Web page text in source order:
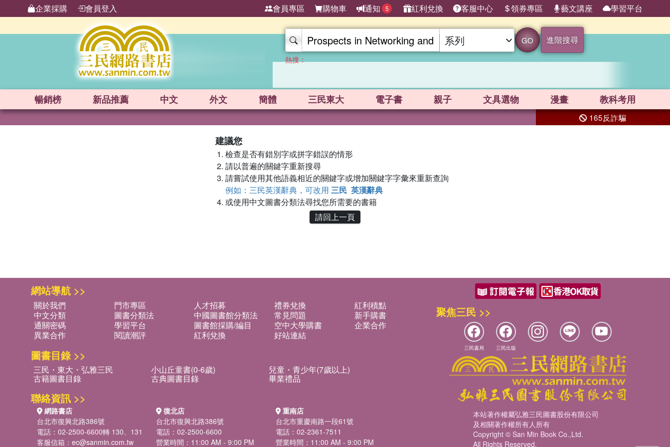
企業採購 會員登入 會員專區 購物車 通知 5 紅利兌換 客服中心 領券專區 藝文講座 學習平台
GO 進階搜尋
熱搜：
暢銷榜 新品推薦 中文 外文 簡體 三民東大 電子書 親子 文具選物 漫畫 教科考用
165反詐騙
建議您
檢查是否有錯別字或拼字錯誤的情形
請以普遍的關鍵字重新搜尋
請嘗試使用其他語義相近的關鍵字或增加關鍵字字彙來重新查詢
例如：三民英漢辭典，可改用 三民 英漢辭典
或使用中文圖書分類法尋找您所需要的書籍
請回上一頁
網站導航 >>
關於我們 門市專區 人才招募 禮券兌換
紅利積點
中文分類
圖書分類法 中國圖書館分類法 常見問題
新手購書
通關密碼
學習平台 圖書館採購/編目 空中大學購書
企業合作
異業合作
閱讀潮評 紅利兌換 好站連結
圖書目錄 >>
三民・東大・弘雅三民 小山丘童書(0-6歲) 兒童・青少年(7歲以上)
古籍圖書目錄 古典圖書目錄 畢業禮品
聯絡資訊 >>
網路書店
台北市復興北路386號
電話：02-2500-6600轉 130、131
客服信箱： ec@sanmin.com.tw
復北店
台北市復興北路386號
電話：02-2500-6600
營業時間：11:00 AM - 9:00 PM
重南店
台北市重慶南路一段61號
電話：02-2361-7511
營業時間：11:00 AM - 9:00 PM
聚焦三民 >>
三民書局 三民出版
本站著作權屬弘雅三民圖書股份有限公司
及相關著作權所有人所有
Copyright © San Min Book Co.,Ltd.
All Rights Reserved.